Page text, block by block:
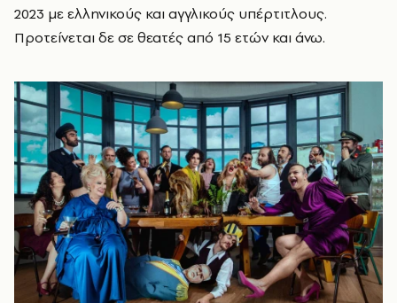
2023 με ελληνικούς και αγγλικούς υπέρτιτλους.
Προτείνεται δε σε θεατές από 15 ετών και άνω.